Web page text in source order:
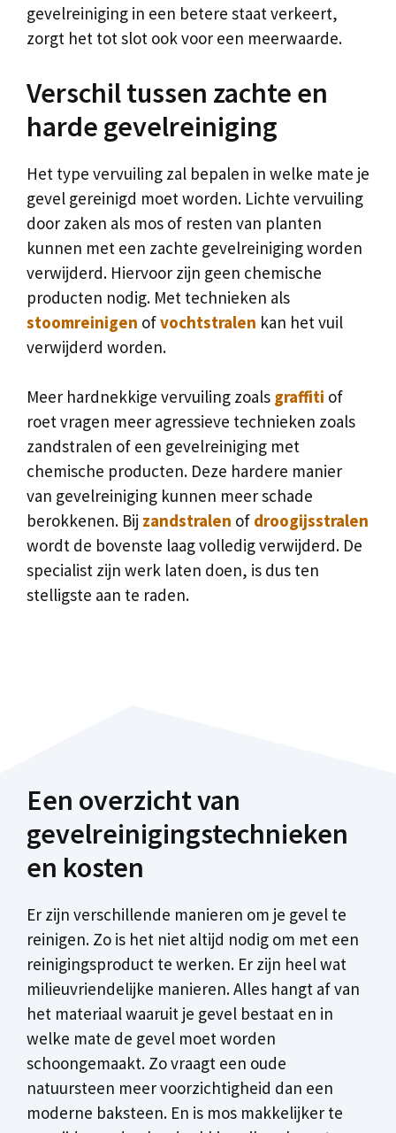
gevelreiniging in een betere staat verkeert,
zorgt het tot slot ook voor een meerwaarde.
Verschil tussen zachte en
harde gevelreiniging
Het type vervuiling zal bepalen in welke mate je
gevel gereinigd moet worden. Lichte vervuiling
door zaken als mos of resten van planten
kunnen met een zachte gevelreiniging worden
verwijderd. Hiervoor zijn geen chemische
producten nodig. Met technieken als
stoomreinigen ofvochtstralen kan het vuil
verwijderd worden.
Meer hardnekkige vervuiling zoals graffiti of
roet vragen meer agressieve technieken zoals
zandstralen of een gevelreiniging met
chemische producten. Deze hardere manier
van gevelreiniging kunnen meer schade
berokkenen. Bij zandstralen of droogijsstralen
wordt de bovenste laag volledig verwijderd. De
specialist zijn werk laten doen, is dus ten
stelligste aan te raden.
Een overzicht van
gevelreinigingstechnieken
en kosten
Er zijn verschillende manieren om je gevel te
reinigen. Zo is het niet altijd nodig om met een
reinigingsproduct te werken. Er zijn heel wat
milieuvriendelijke manieren. Alles hangt af van
het materiaal waaruit je gevel bestaat en in
welke mate de gevel moet worden
schoongemaakt. Zo vraagt een oude
natuursteen meer voorzichtigheid dan een
moderne baksteen. En is mos makkelijker te